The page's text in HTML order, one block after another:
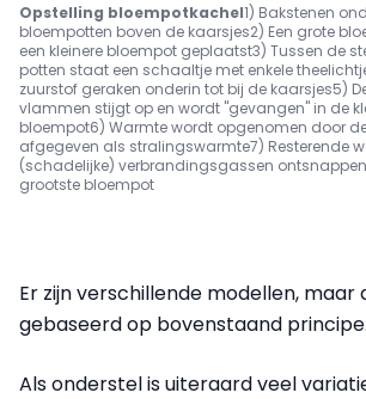
Opstelling bloempotkachel1) Bakstenen
bloempotten boven de kaarsjes2) Een grote
een kleinere bloempot geplaatst3) Tussen de
potten staat een schaaltje met enkele
zuurstof geraken onderin tot bij de kaarsjes5)
vlammen stijgt op en wordt "gevangen" in de
bloempot6) Warmte wordt opgenomen door
afgegeven als stralingswarmte7) Resterende
(schadelijke) verbrandingsgassen
grootste bloempot
Er zijn verschillende modellen, maar
gebaseerd op bovenstaand principe.
Als onderstel is uiteraard veel